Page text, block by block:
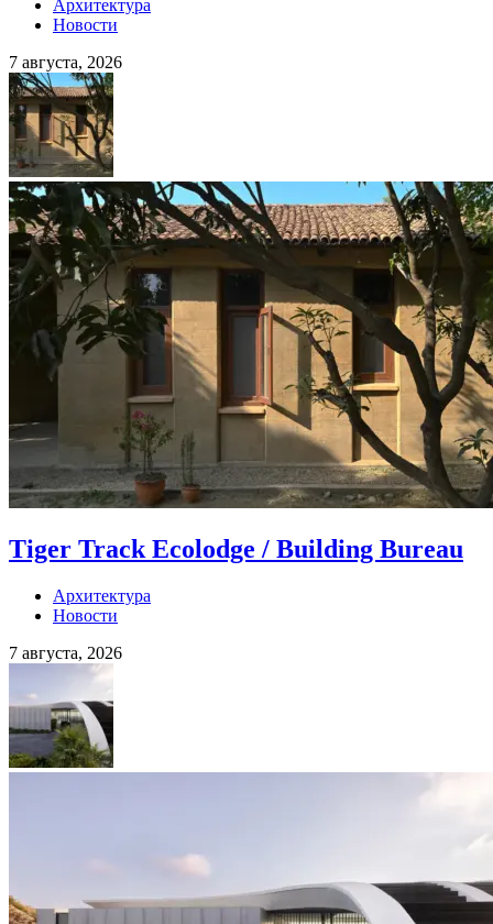
Архитектура
Новости
7 августа, 2026
Tiger Track Ecolodge / Building Bureau
Архитектура
Новости
7 августа, 2026